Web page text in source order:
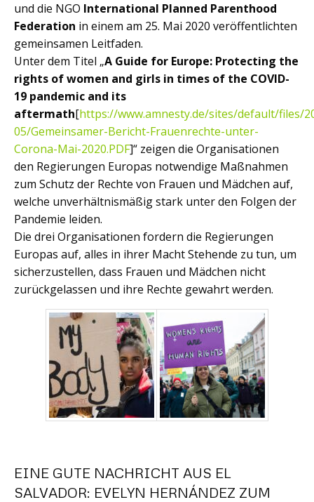
und die NGO International Planned Parenthood
Federation in einem am 25. Mai 2020 veröffentlichten
gemeinsamen Leitfaden.
Unter dem Titel „A Guide for Europe: Protecting the
rights of women and girls in times of the COVID-
19 pandemic and its
aftermath[https://www.amnesty.de/sites/default/files/
05/Gemeinsamer-Bericht-Frauenrechte-unter-
Corona-Mai-2020.PDF]“ zeigen die Organisationen
den Regierungen Europas notwendige Maßnahmen
zum Schutz der Rechte von Frauen und Mädchen auf,
welche unverhältnismäßig stark unter den Folgen der
Pandemie leiden.
Die drei Organisationen fordern die Regierungen
Europas auf, alles in ihrer Macht Stehende zu tun, um
sicherzustellen, dass Frauen und Mädchen nicht
zurückgelassen und ihre Rechte gewahrt werden.
EINE GUTE NACHRICHT AUS EL
SALVADOR: EVELYN HERNÁNDEZ ZUM